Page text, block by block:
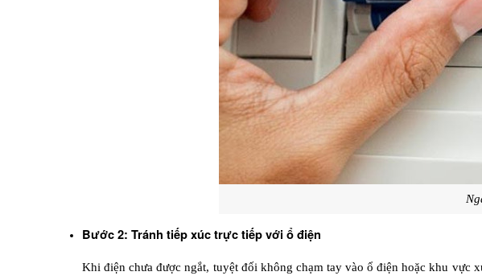
Bước 2: Tránh tiếp xúc trực tiếp với ổ điện
Khi điện chưa được ngắt, tuyệt đối không chạm tay vào ổ điện hoặc khu vực